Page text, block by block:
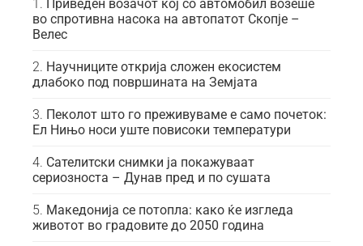
Приведен возачот кој со автомобил возеше
во спротивна насока на автопатот Скопје –
Велес
Научниците открија сложен екосистем
длабоко под површината на Земјата
Пеколот што го преживуваме е само почеток:
Ел Нињо носи уште повисоки температури
Сателитски снимки ја покажуваат
сериозноста – Дунав пред и по сушата
Македонија се потопла: како ќе изгледа
животот во градовите до 2050 година